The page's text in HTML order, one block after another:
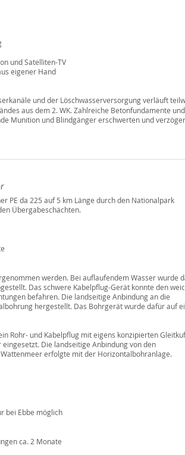
und Satelliten-TV
eigener Hand
und der Löschwasserversorgung verläuft
aus dem 2. WK. Zahlreiche Betonfundamente und
Munition und Blindgänger erschwerten und
PE da 225 auf 5 km Länge durch den Nationalpark
Übergabeschächten.
werden. Bei auflaufendem Wasser wurde
Das schwere Kabelpflug-Gerät konnte den
befahren. Die landseitige Anbindung an die
hergestellt. Das Bohrgerät wurde dafür auf
Rohr- und Kabelpflug mit eigens konzipierten
Die landseitige Anbindung von den
erfolgte mit der Horizontalbohranlage.
bei Ebbe möglich
ca. 2 Monate